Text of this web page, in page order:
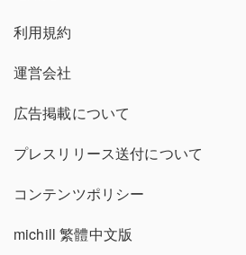
利用規約
運営会社
広告掲載について
プレスリリース送付について
コンテンツポリシー
michill 繁體中文版